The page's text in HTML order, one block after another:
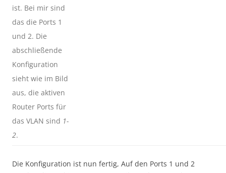
ist. Bei mir sind
das die Ports 1
und 2. Die
abschließende
Konfiguration
sieht wie im Bild
aus, die aktiven
Router Ports für
das VLAN sind 1-
2.
Die Konfiguration ist nun fertig, Auf den Ports 1 und 2